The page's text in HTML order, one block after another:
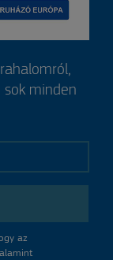
minden
az